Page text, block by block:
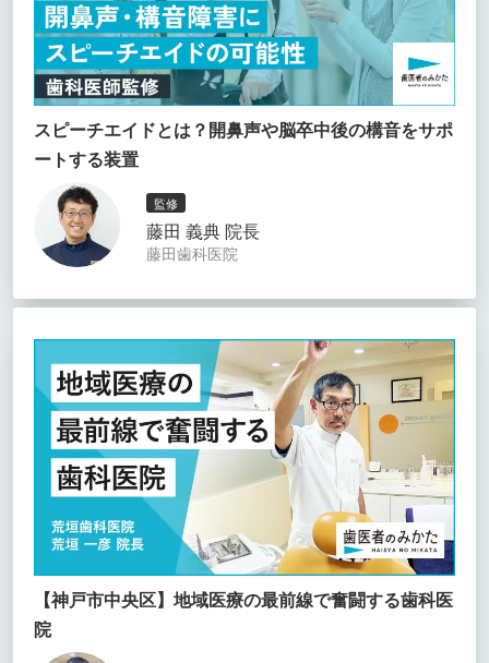
スピーチエイドとは？開鼻声や脳卒中後の構音をサポ
ートする装置
監修
藤田 義典 院長
藤田歯科医院
【神戸市中央区】地域医療の最前線で奮闘する歯科医
院